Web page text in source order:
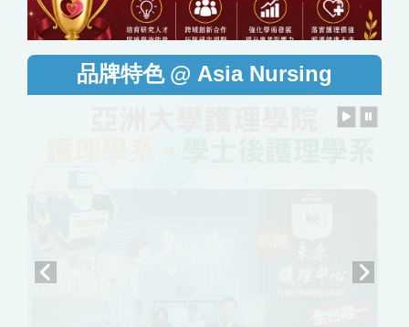
品牌特色 @ Asia Nursing